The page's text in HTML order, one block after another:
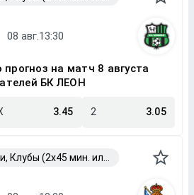
прогноз на матч 8 августа
БК ЛЕОН
3.45 2 3.05